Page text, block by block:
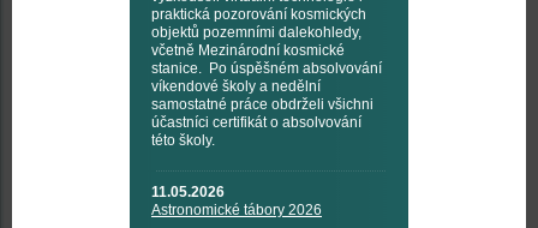
praktická pozorování kosmických
objektů pozemními dalekohledy,
včetně Mezinárodní kosmické
stanice. Po úspěšném absolvování
víkendové školy a nedělní
samostatné práce obdrželi všichni
účastníci certifikát o absolvování
této školy.
11.05.2026
Astronomické tábory 2026